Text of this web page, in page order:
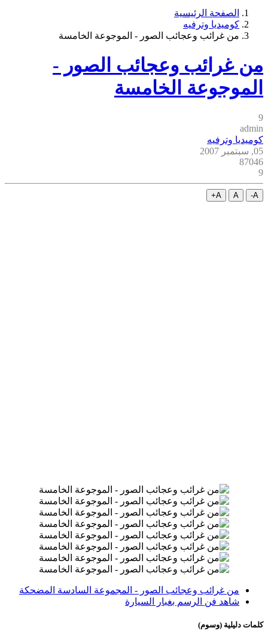
الصفحة الرئيسية
كوميديا وترفيه
من غرائب وعجائب الصور - الموجوعة الخامسة
من غرائب وعجائب الصور -
الموجوعة الخامسة
9
admin
كوميديا وترفيه
05, سبتمبر 2007
87046
9
A-
A
A+
من غرائب وعجائب الصور - المجموعة السادسة المضحكة
شاهد فن الرسم بغبار السيارة
كلمات دليلية (وسوم)